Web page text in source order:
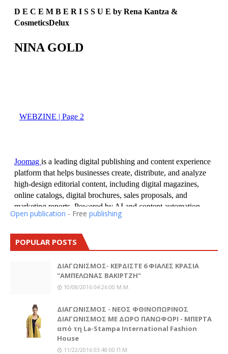
Open publication - Free publishing
POPULAR POSTS
ΔΙΑΓΩΝΙΣΜΟΣ- ΚΕΡΔΙΣΤΕ 6 ΦΙΑΛΕΣ ΚΡΑΣΙΑ
"ΑΜΠΕΛΩΝΑΣ ΒΑΚΙΡΤΖΗ"
10/08/2016 04:26:00 Μ.μ.
ΔΙΑΓΩΝΙΣΜΟΣ - ΝΕΟΣ ΦΘΙΝΟΠΩΡΙΝΟΣ
ΔΙΑΓΩΝΙΣΜΟΣ ΜΕ ΔΩΡΟ ΠΑΝΩΦΟΡΙ - ΜΠΕΡΤΑ
από τη La-Stampa International Fashion
House
11/22/2016 03:48:00 Π.μ.